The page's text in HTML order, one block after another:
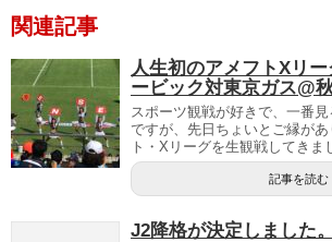
関連記事
人生初のアメフトXリ
ービック対東京ガス@
スポーツ観戦が好きで、一番
ですが、先日ちょいとご縁が
ト・Xリーグを生観戦してきま
記事を読む
J2降格が決定しました。